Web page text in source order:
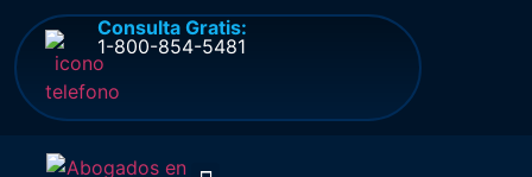
Consulta Gratis:
1-800-854-5481